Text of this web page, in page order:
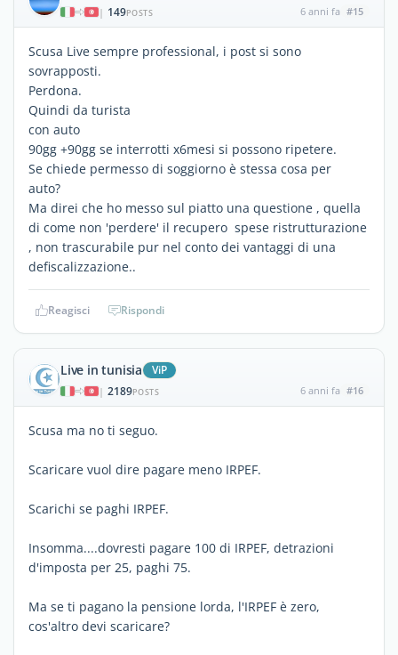
| 149POSTS 6 anni fa #15
Scusa Live sempre professional, i post si sono
sovrapposti.
Perdona.
Quindi da turista
con auto
90gg +90gg se interrotti x6mesi si possono ripetere.
Se chiede permesso di soggiorno è stessa cosa per
auto?
Ma direi che ho messo sul piatto una questione , quella
di come non 'perdere' il recupero spese ristrutturazione
, non trascurabile pur nel conto dei vantaggi di una
defiscalizzazione..
Reagisci Rispondi
Live in tunisia ViP
| 2189POSTS 6 anni fa #16
Scusa ma no ti seguo.
Scaricare vuol dire pagare meno IRPEF.
Scarichi se paghi IRPEF.
Insomma....dovresti pagare 100 di IRPEF, detrazioni
d'imposta per 25, paghi 75.
Ma se ti pagano la pensione lorda, l'IRPEF è zero,
cos'altro devi scaricare?